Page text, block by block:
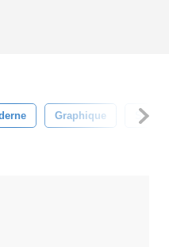
Graphique Style